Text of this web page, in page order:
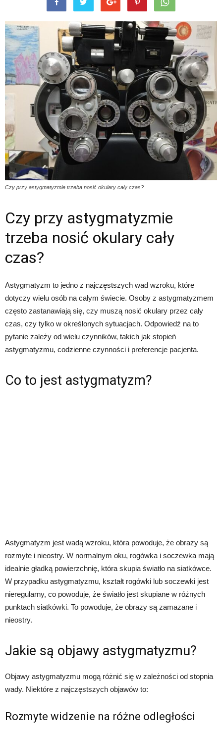
Czy przy astygmatyzmie trzeba nosić okulary cały czas?
Czy przy astygmatyzmie
trzeba nosić okulary cały
czas?
Astygmatyzm to jedno z najczęstszych wad wzroku, które
dotyczy wielu osób na całym świecie. Osoby z astygmatyzmem
często zastanawiają się, czy muszą nosić okulary przez cały
czas, czy tylko w określonych sytuacjach. Odpowiedź na to
pytanie zależy od wielu czynników, takich jak stopień
astygmatyzmu, codzienne czynności i preferencje pacjenta.
Co to jest astygmatyzm?
Astygmatyzm jest wadą wzroku, która powoduje, że obrazy są
rozmyte i nieostry. W normalnym oku, rogówka i soczewka mają
idealnie gładką powierzchnię, która skupia światło na siatkówce.
W przypadku astygmatyzmu, kształt rogówki lub soczewki jest
nieregularny, co powoduje, że światło jest skupiane w różnych
punktach siatkówki. To powoduje, że obrazy są zamazane i
nieostry.
Jakie są objawy astygmatyzmu?
Objawy astygmatyzmu mogą różnić się w zależności od stopnia
wady. Niektóre z najczęstszych objawów to:
Rozmyte widzenie na różne odległości